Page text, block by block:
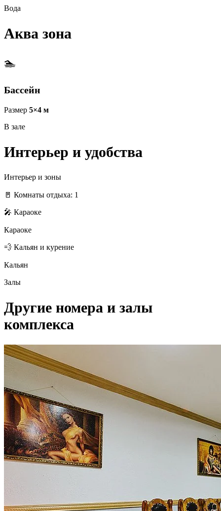
Вода
Аква зона
🏊
Бассейн
Размер 5×4 м
В зале
Интерьер и удобства
Интерьер и зоны
🚪 Комнаты отдыха: 1
🎤 Караоке
Караоке
💨 Кальян и курение
Кальян
Залы
Другие номера и залы
комплекса